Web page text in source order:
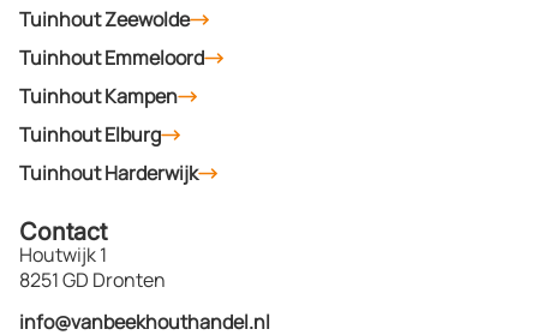
Tuinhout Zeewolde
Tuinhout Emmeloord
Tuinhout Kampen
Tuinhout Elburg
Tuinhout Harderwijk
Contact
Houtwijk 1
8251 GD Dronten
info@vanbeekhouthandel.nl